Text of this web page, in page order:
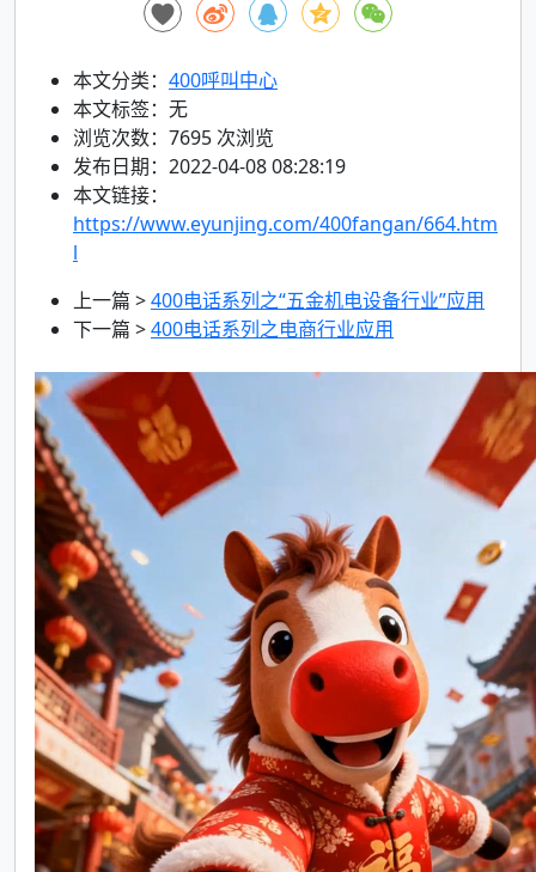
本文分类： 400呼叫中心
本文标签：无
浏览次数： 7695 次浏览
发布日期：2022-04-08 08:28:19
本文链接：
https://www.eyunjing.com/400fangan/664.htm
l
上一篇 >400电话系列之“五金机电设备行业”应用
下一篇 >400电话系列之电商行业应用